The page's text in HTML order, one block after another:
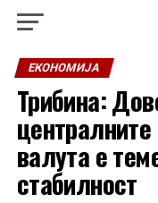
ЕКОНОМИЈА
Трибина:
валута е
стабилност